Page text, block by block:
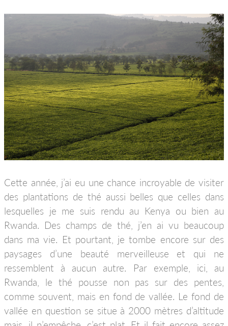
Cette année, j’ai eu une chance incroyable de visiter
des plantations de thé aussi belles que celles dans
lesquelles je me suis rendu au Kenya ou bien au
Rwanda. Des champs de thé, j’en ai vu beaucoup
dans ma vie. Et pourtant, je tombe encore sur des
paysages d’une beauté merveilleuse et qui ne
ressemblent à aucun autre. Par exemple, ici, au
Rwanda, le thé pousse non pas sur des pentes,
comme souvent, mais en fond de vallée. Le fond de
vallée en question se situe à 2000 mètres d’altitude